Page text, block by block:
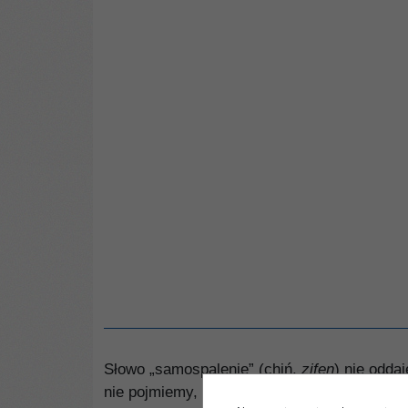
Słowo „samospalenie” (chiń.zifen) nie
nie pojmiemy, co dzieje się dziś w Tybecie,